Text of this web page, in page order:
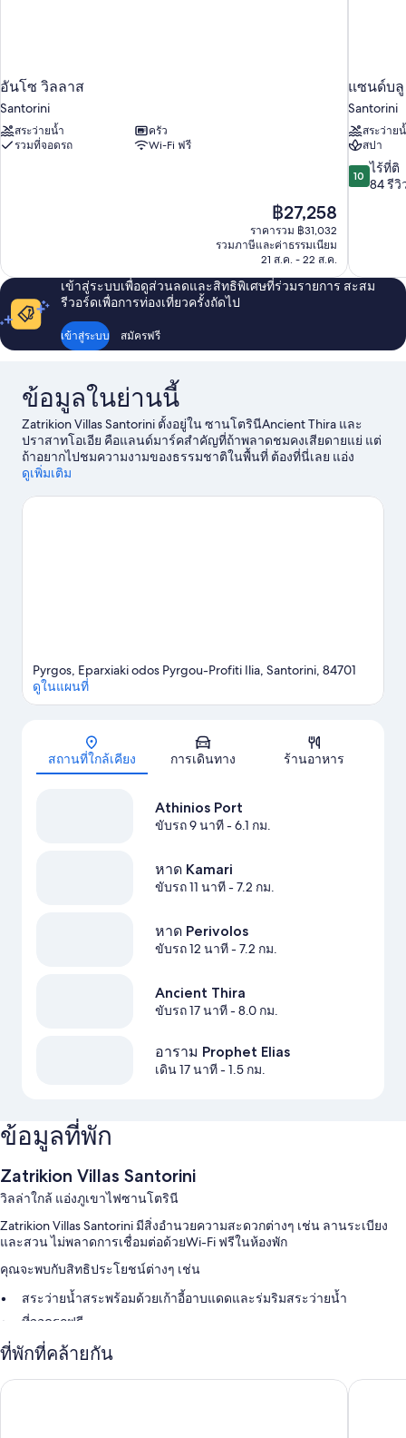
อันโซ วิลลาส
Santorini
สระว่ายน้ำ
ครัว
รวมที่จอดรถ
Wi-Fi ฟรี
ราคา
ปัจจุบัน
คือ
฿27,258
฿27,258
ราคารวม ฿31,032
รวมภาษีและค่าธรรมเนียม
21 ส.ค. - 22 ส.ค.
แซนด์บลู
Santorini
สระว่าย
สปา
10.0
จาก
84
รีวิว
10 ไร้ที่ติ
84 รีวิ
เข้าสู่ระบบเพื่อดูส่วนลดและสิทธิพิเศษที่ร่วมรายการ สะสม
รีวอร์ดเพื่อการท่องเที่ยวครั้งถัดไป
เข้าสู่ระบบ สมัครฟรี
ข้อมูลในย่านนี้
Zatrikion Villas Santorini ตั้งอยู่ใน ซานโตรินีAncient Thira และ
ปราสาทโอเอีย คือแลนด์มาร์คสำคัญที่ถ้าพลาดชมคงเสียดายแย่ แต่
ถ้าอยากไปชมความงามของธรรมชาติในพื้นที่ ต้องที่นี่เลย แอ่ง
ภูเขาไฟซานโตรินี และ หาด Perissa นักเดินทางควรแวะไปชม
โอยา เปิดโลกแห่งความสนุกไปกับกิจกรรมทางน้ำมากมาย ไม่ว่าจะ
ดูเพิ่มเติม
แผนที่
Pyrgos, Eparxiaki odos Pyrgou-Profiti Ilia, Santorini, 84701
ดูในแผนที่
สถานที่ใกล้เคียง การเดินทาง ร้านอาหาร
Athinios Port
ขับรถ 9 นาที- 6.1 กม.
หาด Kamari
ขับรถ 11 นาที- 7.2 กม.
หาด Perivolos
ขับรถ 12 นาที- 7.2 กม.
Ancient Thira
ขับรถ 17 นาที- 8.0 กม.
อาราม Prophet Elias
เดิน 17 นาที- 1.5 กม.
ข้อมูลที่พัก
Zatrikion Villas Santorini
วิลล่าใกล้ แอ่งภูเขาไฟซานโตรินี
Zatrikion Villas Santorini มีสิ่งอำนวยความสะดวกต่างๆ เช่น ลานระเบียง
และสวน ไม่พลาดการเชื่อมต่อด้วยWi-Fi ฟรีในห้องพัก
คุณจะพบกับสิทธิประโยชน์ต่างๆ เช่น
สระว่ายน้ำสระพร้อมด้วยเก้าอี้อาบแดดและร่มริมสระว่ายน้ำ
ที่จอดรถฟรี
อาหารเช้าแบบคอนติเนนทัล (มีค่าบริการ), รถรับส่งสนามบิน และสระ
ว่ายน้ำกลางแจ้ง
บริการดูแลเด็ก (คิดค่าบริการ), บริการคอนเซียร์จ และกล่องนิรภัยที่ฝ่าย
ที่พักที่คล้ายกัน
ลิลิอัม โฮมส์ ซานนอส